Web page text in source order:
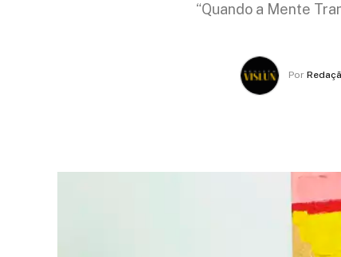
“Quando a Mente
Por